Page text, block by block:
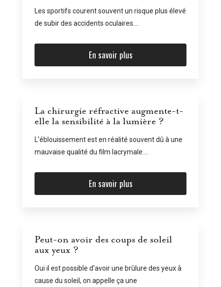
Les sportifs courent souvent un risque plus élevé
de subir des accidents oculaires....
En savoir plus
La chirurgie réfractive augmente-t-
elle la sensibilité à la lumière ?
L'éblouissement est en réalité souvent dû à une
mauvaise qualité du film lacrymale....
En savoir plus
Peut-on avoir des coups de soleil
aux yeux ?
Oui il est possible d'avoir une brûlure des yeux à
cause du soleil, on appelle ça une